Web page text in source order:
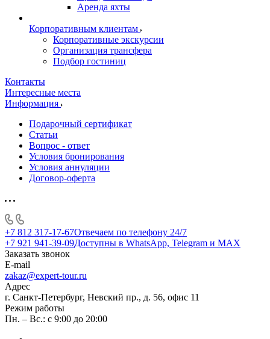
Аренда яхты
Корпоративным клиентам
Корпоративные экскурсии
Организация трансфера
Подбор гостиниц
Контакты
Интересные места
Информация
Подарочный сертификат
Статьи
Вопрос - ответ
Условия бронирования
Условия аннуляции
Договор-оферта
+7 812 317-17-67Отвечаем по телефону 24/7
+7 921 941-39-09Доступны в WhatsApp, Telegram и MAX
Заказать звонок
E-mail
zakaz@expert-tour.ru
Адрес
г. Санкт-Петербург, Невский пр., д. 56, офис 11
Режим работы
Пн. – Вс.: с 9:00 до 20:00